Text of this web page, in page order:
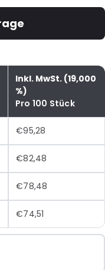
Inkl. MwSt. (19,000
%)
Pro 100 Stück
€95,28
€82,48
€78,48
€74,51